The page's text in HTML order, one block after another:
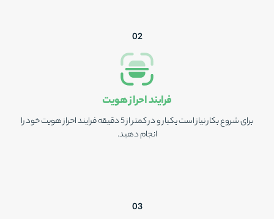
02
فرایند احراز هویت
برای شروع بکار نیاز است یکبار و در کمتر از 5 دقیقه فرایند احراز هویت خود را
انجام دهید.
03